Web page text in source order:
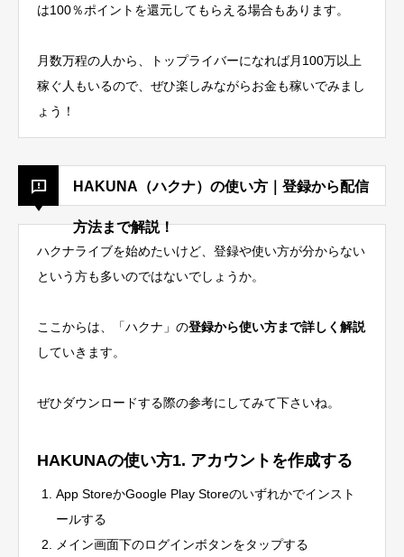
は100％ポイントを還元してもらえる場合もあります。
月数万程の人から、トップライバーになれば月100万以上
稼ぐ人もいるので、ぜひ楽しみながらお金も稼いでみまし
ょう！
HAKUNA（ハクナ）の使い方｜登録から配信
方法まで解説！
ハクナライブを始めたいけど、登録や使い方が分からない
という方も多いのではないでしょうか。
ここからは、「ハクナ」の登録から使い方まで詳しく解説
していきます。
ぜひダウンロードする際の参考にしてみて下さいね。
HAKUNAの使い方1. アカウントを作成する
App StoreかGoogle Play Storeのいずれかでインスト
ールする
メイン画面下のログインボタンをタップする